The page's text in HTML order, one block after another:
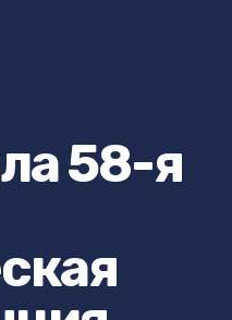
58-я